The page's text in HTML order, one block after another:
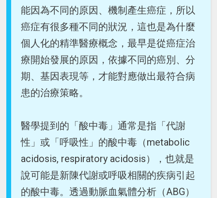
能因為不同的原因、機制產生癌症，所以
癌症有很多種不同的狀況，這也是為什麼
個人化的精準醫療概念，最早是從癌症治
療開始發展的原因，依據不同的癌別、分
期、基因表現等，才能對應做出最符合病
患的治療策略。
醫學提到的「酸中毒」通常是指「代謝
性」或「呼吸性」的酸中毒（metabolic
acidosis, respiratory acidosis），也就是
說可能是新陳代謝或呼吸相關的疾病引起
的酸中毒。透過動脈血氣體分析（ABG）